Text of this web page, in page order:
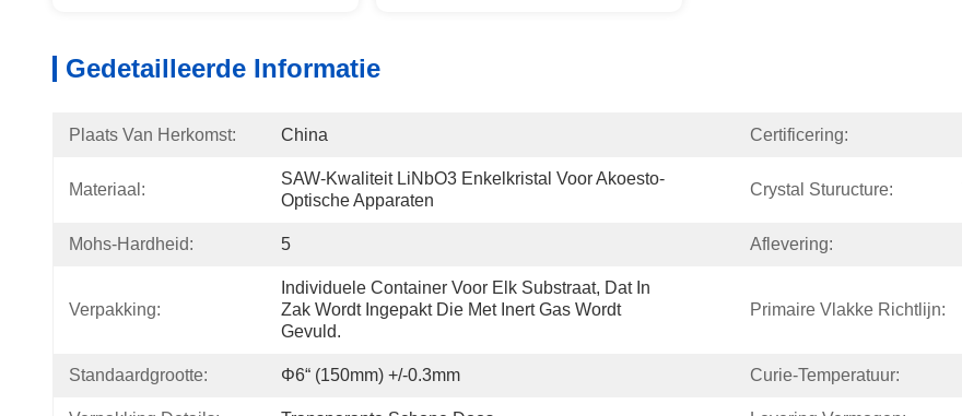
Gedetailleerde Informatie
Plaats Van Herkomst: China Certificering:
Materiaal:
SAW-Kwaliteit LiNbO3 Enkelkristal Voor Akoesto-
Optische Apparaten
Crystal Sturucture:
Mohs-Hardheid: 5 Aflevering:
Verpakking:
Individuele Container Voor Elk Substraat, Dat In
Zak Wordt Ingepakt Die Met Inert Gas Wordt
Gevuld.
Primaire Vlakke Richtlijn:
Standaardgrootte: Φ6“ (150mm) +/-0.3mm Curie-Temperatuur: